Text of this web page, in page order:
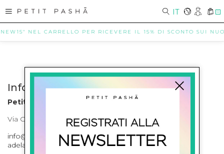
IT 0
NEL CARRELLO PER RICEVERE IL 15% DI SCONTO SUI
Info contatti
Petit Pasha
Via Cilea, 255 Napoli Corso Umberto I 301 Napoli
info@petitpasha.com, petitpasha@hotmail.it,
adelaide.petitpasha@hotmail.com